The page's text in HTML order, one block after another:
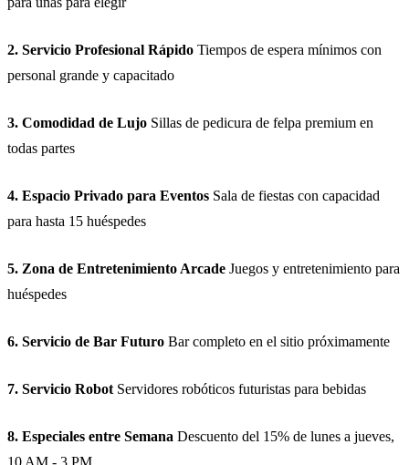
2. Servicio Profesional Rápido Tiempos de espera mínimos con
personal grande y capacitado
3. Comodidad de Lujo Sillas de pedicura de felpa premium en
todas partes
4. Espacio Privado para Eventos Sala de fiestas con capacidad
para hasta 15 huéspedes
5. Zona de Entretenimiento Arcade Juegos y entretenimiento para
huéspedes
6. Servicio de Bar Futuro Bar completo en el sitio próximamente
7. Servicio Robot Servidores robóticos futuristas para bebidas
8. Especiales entre Semana Descuento del 15% de lunes a jueves,
10 AM - 3 PM